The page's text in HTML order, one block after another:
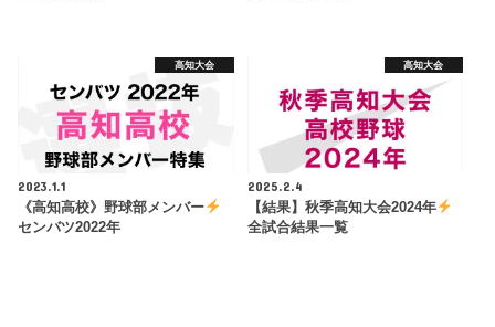
高知大会
2023.1.1
《高知高校》野球部メンバー
センバツ2022年
高知大会
2025.2.4
【結果】秋季高知大会2024年
全試合結果一覧